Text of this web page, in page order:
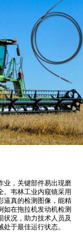
业，关键部件易出现磨
。韦林工业内窥镜采用
逼真的检测图像，能精
如在拖拉机发动机检测
状况，助力技术人员及
于最佳运行状态。